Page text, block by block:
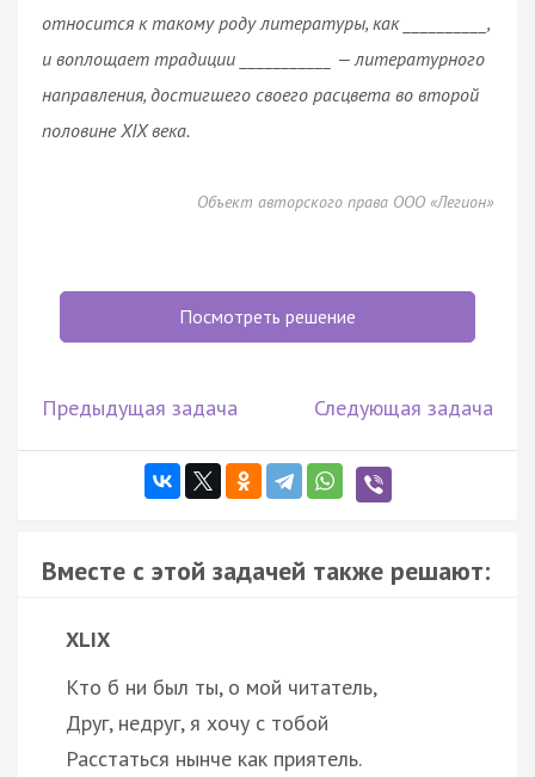
относится к такому роду литературы, как __________,
и воплощает традиции ___________ — литературного
направления, достигшего своего расцвета во второй
половине XIX века.
Объект авторского права ООО «Легион»
Посмотреть решение
Предыдущая задача Следующая задача
Вместе с этой задачей также решают:
XLIX
Кто б ни был ты, о мой читатель,
Друг, недруг, я хочу с тобой
Расстаться нынче как приятель.